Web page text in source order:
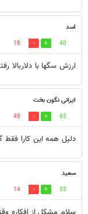
اسد
40
18
ارزش سگها با دلاربالا
ایرانی نگون بخت
63
48
دلیل همه این کارا
سعید
33
14